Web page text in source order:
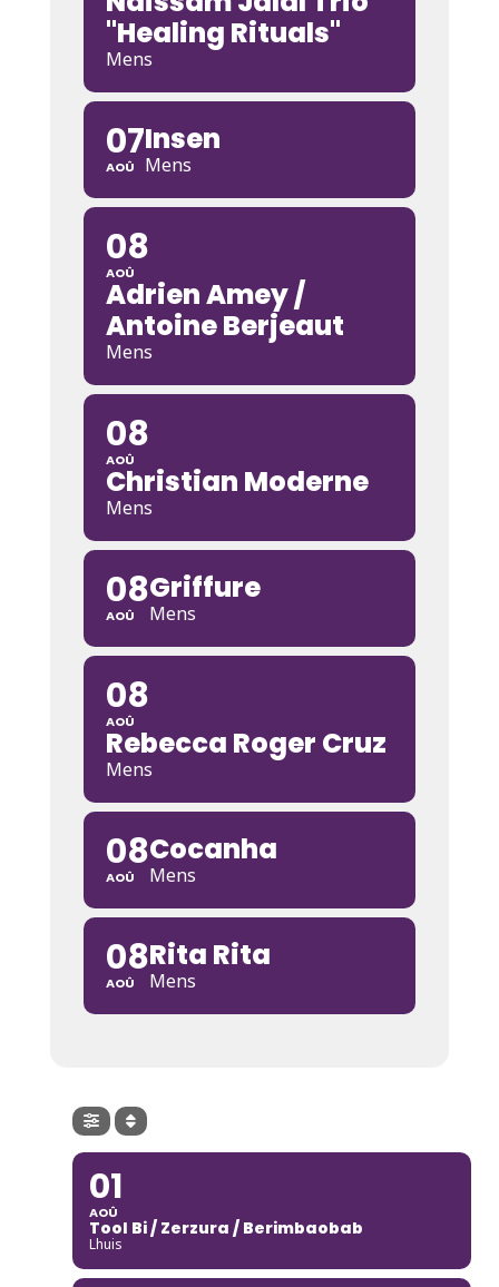
"Healing Rituals"
Mens
07
AOÛ
Insen
Mens
08
AOÛ
Adrien Amey /
Antoine Berjeaut
Mens
08
AOÛ
Christian Moderne
Mens
08
AOÛ
Griffure
Mens
08
AOÛ
Rebecca Roger Cruz
Mens
08
AOÛ
Cocanha
Mens
08
AOÛ
Rita Rita
Mens
01
AOÛ
Tool Bi / Zerzura / Berimbaobab
Lhuis